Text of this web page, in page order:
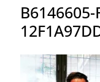
B6146605-